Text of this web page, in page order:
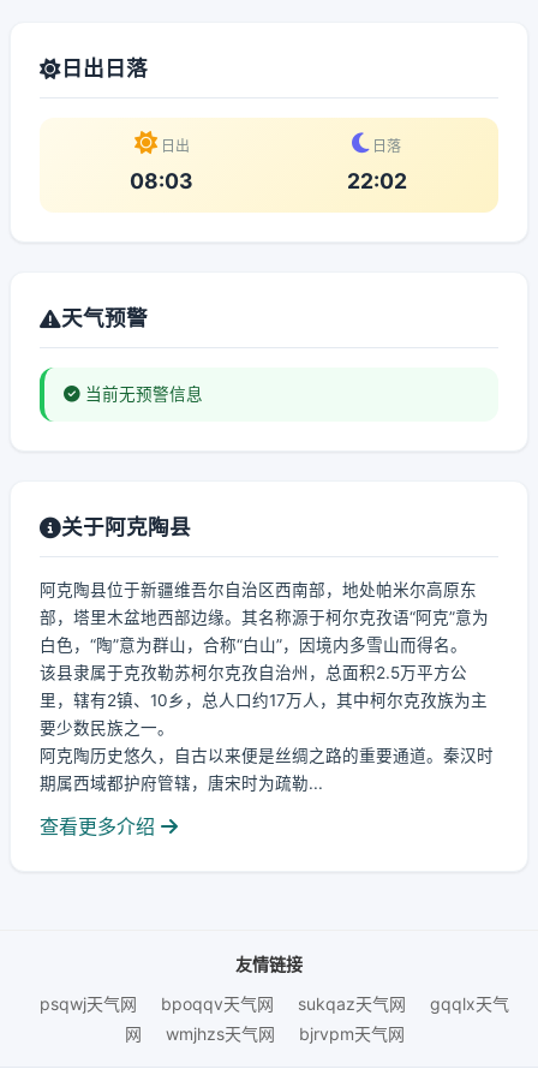
日出日落
日出
08:03
日落
22:02
天气预警
当前无预警信息
关于阿克陶县
阿克陶县位于新疆维吾尔自治区西南部，地处帕米尔高原东
部，塔里木盆地西部边缘。其名称源于柯尔克孜语“阿克”意为
白色，“陶”意为群山，合称“白山”，因境内多雪山而得名。
该县隶属于克孜勒苏柯尔克孜自治州，总面积2.5万平方公
里，辖有2镇、10乡，总人口约17万人，其中柯尔克孜族为主
要少数民族之一。
阿克陶历史悠久，自古以来便是丝绸之路的重要通道。秦汉时
期属西域都护府管辖，唐宋时为疏勒...
查看更多介绍
友情链接
psqwj天气网
bpoqqv天气网 sukqaz天气网
gqqlx天气
网
wmjhzs天气网 bjrvpm天气网